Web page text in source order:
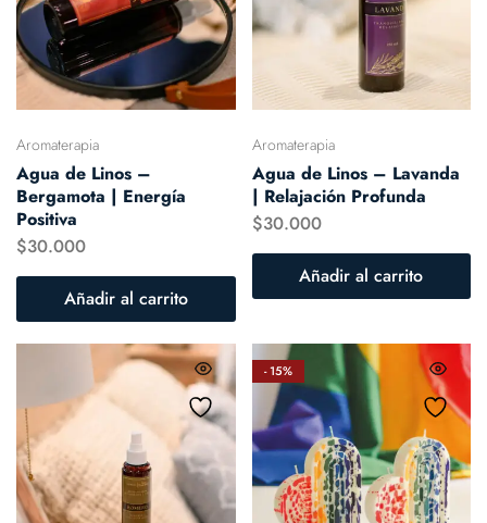
Aromaterapia
Agua de Linos –
Bergamota | Energía
Positiva
$30.000
Añadir al carrito
Aromaterapia
Agua de Linos – Lavanda
| Relajación Profunda
$30.000
Añadir al carrito
- 15%